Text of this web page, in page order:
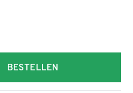
BESTELLEN